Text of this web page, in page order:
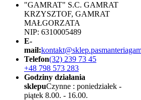
"GAMRAT" S.C. GAMRAT
KRZYSZTOF, GAMRAT
MAŁGORZATA
NIP: 6310005489
E-
mail:
Telefon(32) 239 73 45
+48 798 573 283
Godziny działania
sklepuCzynne : poniedziałek -
piątek 8.00. - 16.00.